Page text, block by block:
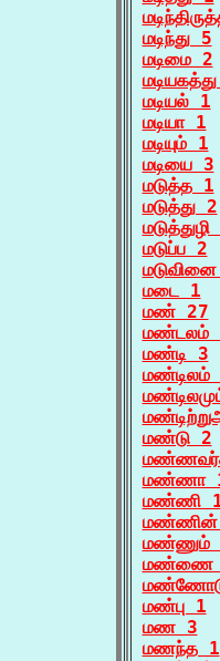
மடிந்து 5
மடிமை 2
மடியல் 1
மடியா 1
மடியும் 1
மடியை 3
மடுத்த 1
மடுத்து 2
மடுப்ப 2
மடை 1
மண் 27
மண்டலம்
மண்டி 3
மண்டிலம்
மண்டு 2
மண்ணா
மண்ணி
மண்ணும்
மண்ணை
மண்பு 1
மண 3
மணந்த 1